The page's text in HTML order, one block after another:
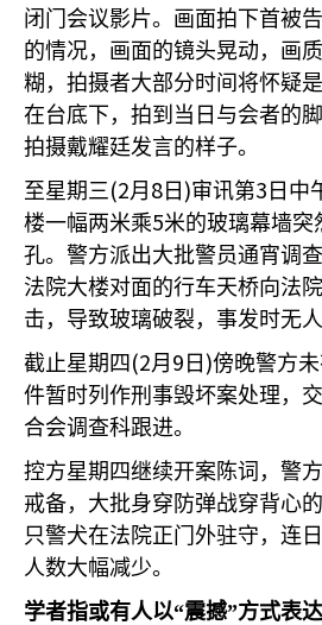
闭门会议影片。画面拍下首被
的情况，画面的镜头晃动，画
糊，拍摄者大部分时间将怀疑
在台底下，拍到当日与会者的
拍摄戴耀廷发言的样子。
至星期三(2月 8 日 )审讯第3 日中
楼一幅两米乘5米的玻璃幕墙突
孔。警方派出大批警员通宵调
法院大楼对面的行车天桥向法
击，导致玻璃破裂，事发时无人
截止星期四 (2月 9 日 )傍晚警方
件暂时列作刑事毁坏案处理，
合会调查科跟进。
控方星期四继续开案陈词，警
戒备，大批身穿防弹战穿背心
只警犬在法院正门外驻守，连
人数大幅减少。
学者指或有人以“震撼”方式表